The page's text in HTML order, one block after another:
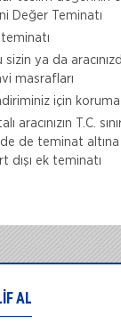
Değer Teminatı
teminatı
sizin ya da
masrafları
için
aracınızın T.C.
de teminat altına
dışı ek teminatı
AL